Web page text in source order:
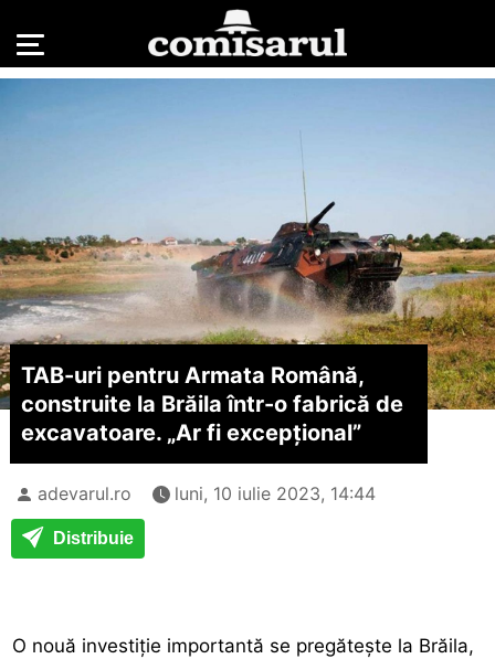
TAB-uri pentru Armata Română,
construite la Brăila într-o fabrică de
excavatoare. „Ar fi excepțional”
adevarul.ro luni, 10 iulie 2023, 14:44
Distribuie
O nouă investiție importantă se pregătește la Brăila,